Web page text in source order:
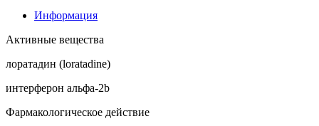
Информация
Активные вещества
лоратадин (loratadine)
интерферон альфа-2b
Фармакологическое действие